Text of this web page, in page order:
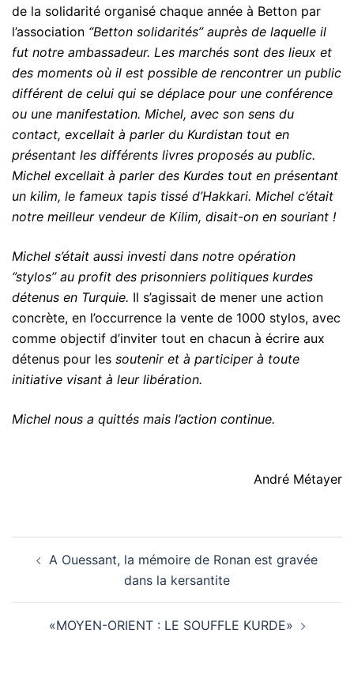
de la solidarité organisé chaque année à Betton par
l’association ‘’Betton solidarités’’ auprès de laquelle il
fut notre ambassadeur. Les marchés sont des lieux et
des moments où il est possible de rencontrer un public
différent de celui qui se déplace pour une conférence
ou une manifestation. Michel, avec son sens du
contact, excellait à parler du Kurdistan tout en
présentant les différents livres proposés au public.
Michel excellait à parler des Kurdes tout en présentant
un kilim, le fameux tapis tissé d’Hakkari. Michel c’était
notre meilleur vendeur de Kilim, disait-on en souriant !
Michel s’était aussi investi dans notre opération
‘’stylos’’ au profit des prisonniers politiques kurdes
détenus en Turquie. Il s’agissait de mener une action
concrète, en l’occurrence la vente de 1000 stylos, avec
comme objectif d’inviter tout en chacun à écrire aux
détenus pour les soutenir et à participer à toute
initiative visant à leur libération.
Michel nous a quittés mais l’action continue.
André Métayer
d’article
A Ouessant, la mémoire de Ronan est gravée
dans la kersantite
«MOYEN-ORIENT : LE SOUFFLE KURDE»